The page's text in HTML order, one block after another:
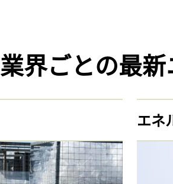
業界ごとの最
エネ